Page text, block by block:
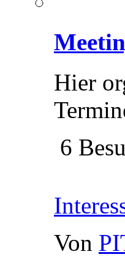
Hier
6
Von